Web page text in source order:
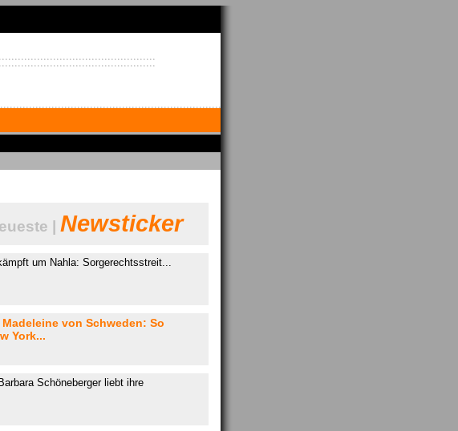
| Newsticker
um Nahla: Sorgerechtsstreit...
von Schweden: So
York...
Schöneberger liebt ihre